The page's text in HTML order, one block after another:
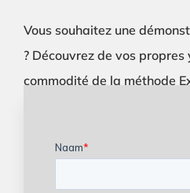
Vous souhaitez une
? Découvrez de vos
commodité de la méthode